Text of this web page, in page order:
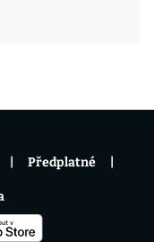
Předplatné